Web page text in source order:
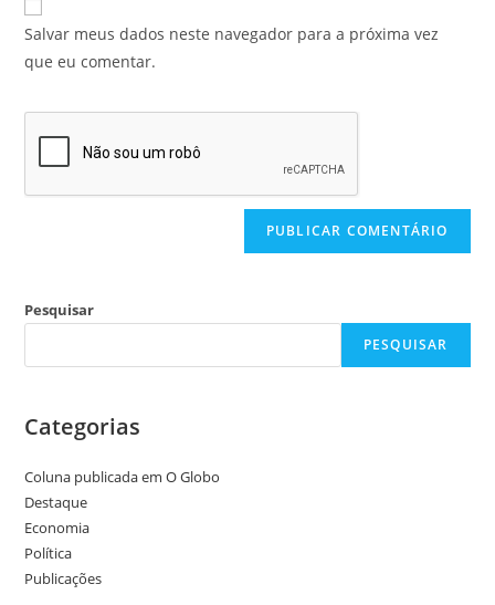
Salvar meus dados neste navegador para a próxima vez
que eu comentar.
Pesquisar
PESQUISAR
Categorias
Coluna publicada em O Globo
Destaque
Economia
Política
Publicações